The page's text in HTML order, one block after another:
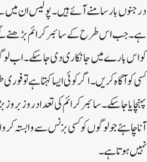
درجنوں بار سامنے آئے ہیں۔ پولیس ان
ہے۔جب اس طرح کے سائبر کرائم بڑھنے لگے
کو اس بارے میں جانکاری دی جاسکے۔اب لوگوں
کسی کو آگاہ کریں۔اگر کوئی ایسا کہتا ہے تو
پہنچایا جاسکے۔ سائبر کرائم کی تعداد روز
آنا چاہئے جو لوگوں کو کسی بزنس سے
نہیں ہوتا ہے۔